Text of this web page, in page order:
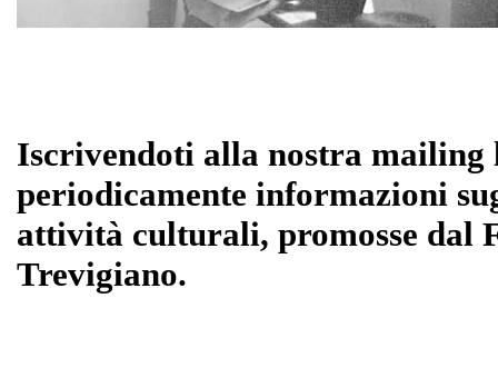
Iscrivendoti alla nostra mailing
periodicamente informazioni
attività culturali, promosse dal
Trevigiano.